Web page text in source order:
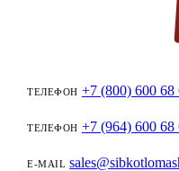
ТЕЛЕФОН +7 (800) 600 68
ТЕЛЕФОН +7 (964) 600 68
E-MAIL